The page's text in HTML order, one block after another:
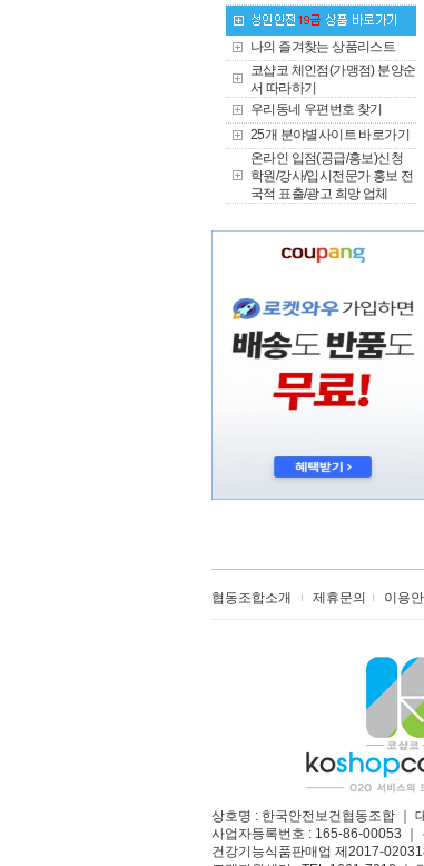
나의 즐겨찾는 상품리스트
코샵코 체인점(가맹점) 분양순
서 따라하기
우리동네 우편번호 찾기
25개 분야별사이트 바로가기
온라인 입점(공급/홍보)신청
학원/강사/입시전문가 홍보 전
국적 표출/광고 희망 업체
협동조합소개 제휴문의 이용
상호명 : 한국안전보건협동조합 ｜
사업자등록번호 : 165-86-00053
건강기능식품판매업 제2017-